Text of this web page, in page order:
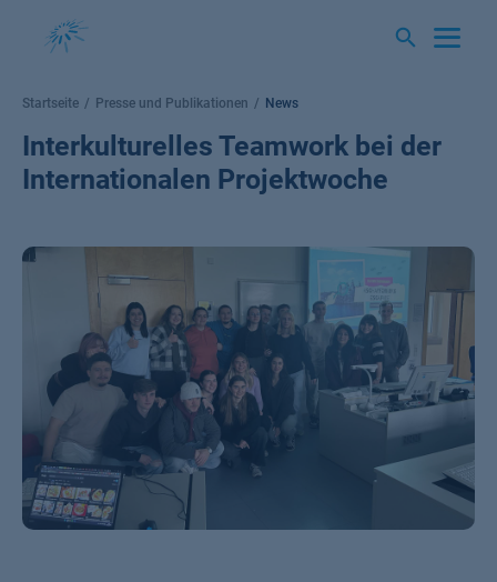
Startseite Presse und Publikationen News
Interkulturelles Teamwork bei der
Internationalen Projektwoche